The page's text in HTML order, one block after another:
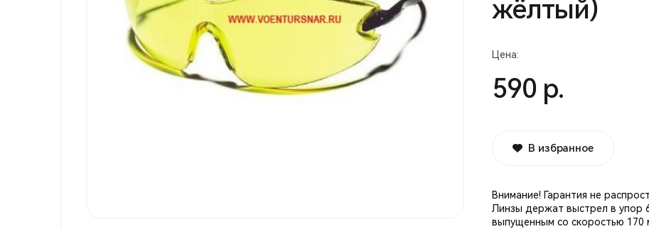
жёлтый)
Цена:
590 р.
В избранное
Внимание! Гарантия не
Линзы держат выстрел в упор
выпущенным со скоростью 170